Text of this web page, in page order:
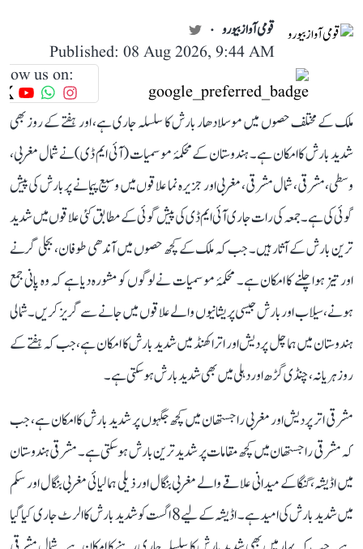
قومی آواز بیورو
Published: 08 Aug 2026, 9:44 AM
us on:
ملک کے مختلف حصوں میں موسلادھار بارش کا سلسلہ جاری ہے، اور ہفتے کے روز بھی
شدید بارش کا امکان ہے۔ ہندوستان کے محکمۂ موسمیات (آئی ایم ڈی) نے شمال مغربی،
وسطی، مشرقی، شمال مشرقی، مغربی اور جزیرہ نما علاقوں میں وسیع پیمانے پر بارش کی پیش
گوئی کی ہے۔ جمعہ کی رات جاری آئی ایم ڈی کی پیش گوئی کے مطابق کئی علاقوں میں شدید
ترین بارش کے آثار ہیں۔ جب کہ ملک کے کچھ حصوں میں آندھی طوفان، بجلی گرنے
اور تیز ہوا چلنے کا امکان ہے۔ محکمۂ موسمیات نے لوگوں کو مشورہ دیا ہے کہ وہ پانی جمع
ہونے، سیلاب اور بارش جیسی پریشانیوں والے علاقوں میں جانے سے گریز کریں۔ شمالی
ہندوستان میں ہماچل پردیش اور اتراکھنڈ میں شدید بارش کا امکان ہے، جب کہ ہفتے کے
روز ہریانہ، چنڈی گڑھ اور دہلی میں بھی شدید بارش ہوسکتی ہے۔
مشرقی اتر پردیش اور مغربی راجستھان میں کچھ جگہوں پر شدید بارش کا امکان ہے، جب
کہ مشرقی راجستھان میں کچھ مقامات پر شدید ترین بارش ہوسکتی ہے۔ مشرقی ہندوستان
میں اڈیشہ، گنگا کے میدانی علاقے والے مغربی بنگال اور ذیلی ہمالیائی مغربی بنگال اور سکم
میں شدید بارش کی امید ہے۔ اڈیشہ کے لیے 8 اگست کو شدید بارش کا الرٹ جاری کیا گیا